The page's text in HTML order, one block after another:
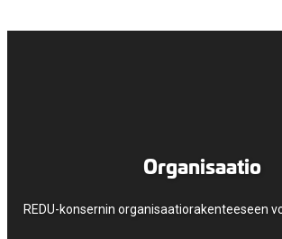
Organisaatio
REDU-konsernin organisaatiorakenteeseen